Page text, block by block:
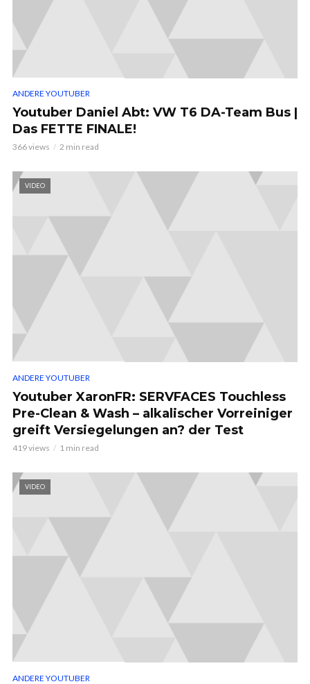
ANDERE YOUTUBER
Youtuber Daniel Abt: VW T6 DA-Team Bus |
Das FETTE FINALE!
366 views 2 min read
VIDEO
ANDERE YOUTUBER
Youtuber XaronFR: SERVFACES Touchless
Pre-Clean & Wash – alkalischer Vorreiniger
greift Versiegelungen an? der Test
419 views 1 min read
VIDEO
ANDERE YOUTUBER